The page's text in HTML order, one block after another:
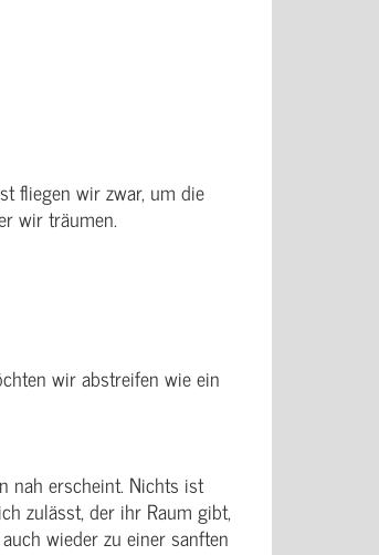
fliegen wir zwar, um die
wir träumen.
wir abstreifen wie ein
nah erscheint. Nichts ist
zulässt, der ihr Raum gibt,
wieder zu einer sanften